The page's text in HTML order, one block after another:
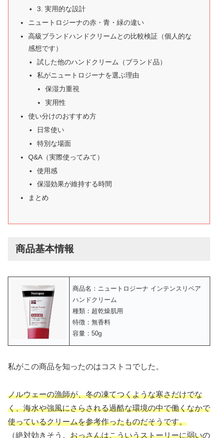
3. 実用的な設計
ニュートロジーナの赤・青・緑の違い
高級ブランドハンドクリームとの比較検証（個人的な
感想です）
試した他のハンドクリーム（ブランド品）
私がニュートロジーナを選ぶ理由
保湿力重視
実用性
使い分けのおすすめ方
日常使い
特別な場面
Q&A（実際使ってみて）
使用感
保湿効果が維持する時間
まとめ
商品基本情報
商品名：ニュートロジーナ インテンスリペア
ハンドクリーム
種類：超乾燥肌用
特徴：無香料
容量：50g
私がこの商品を知ったのはコストコでした。
ノルウェーの漁師が、冬の凍てつくような寒さだけでな
く、海水や強風にさらされる過酷な環境の中で働くなかで
使っているクリームを参考作ったものだそうです。
（絶対効きそう。 おっさんはこういうストーリーに弱いの